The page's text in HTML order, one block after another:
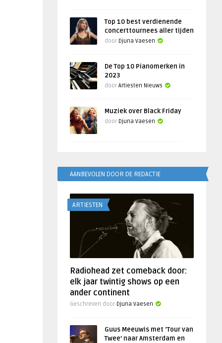
Top 10 best verdienende
concerttournees aller tijden
door Djuna Vaesen
De Top 10 Pianomerken in
2023
door Artiesten Nieuws
Muziek over Black Friday
door Djuna Vaesen
AANBEVOLEN DOOR DE REDACTIE
ARTIESTEN
Radiohead zet comeback door:
elk jaar twintig shows op een
ander continent
Geschreven door Djuna Vaesen
Guus Meeuwis met ‘Tour van
Twee’ naar Amsterdam en